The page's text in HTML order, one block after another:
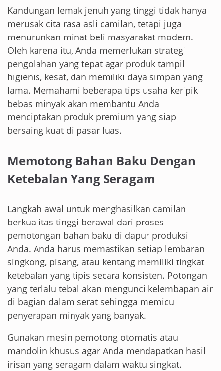
Kandungan lemak jenuh yang tinggi tidak hanya
merusak cita rasa asli camilan, tetapi juga
menurunkan minat beli masyarakat modern.
Oleh karena itu, Anda memerlukan strategi
pengolahan yang tepat agar produk tampil
higienis, kesat, dan memiliki daya simpan yang
lama. Memahami beberapa tips usaha keripik
bebas minyak akan membantu Anda
menciptakan produk premium yang siap
bersaing kuat di pasar luas.
Memotong Bahan Baku Dengan
Ketebalan Yang Seragam
Langkah awal untuk menghasilkan camilan
berkualitas tinggi berawal dari proses
pemotongan bahan baku di dapur produksi
Anda. Anda harus memastikan setiap lembaran
singkong, pisang, atau kentang memiliki tingkat
ketebalan yang tipis secara konsisten. Potongan
yang terlalu tebal akan mengunci kelembapan air
di bagian dalam serat sehingga memicu
penyerapan minyak yang banyak.
Gunakan mesin pemotong otomatis atau
mandolin khusus agar Anda mendapatkan hasil
irisan yang seragam dalam waktu singkat.